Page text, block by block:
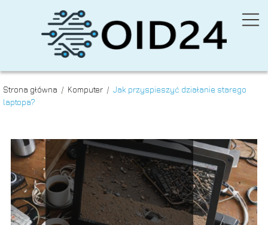
Strona główna / Komputer / Jak przyspieszyć działanie starego
laptopa?